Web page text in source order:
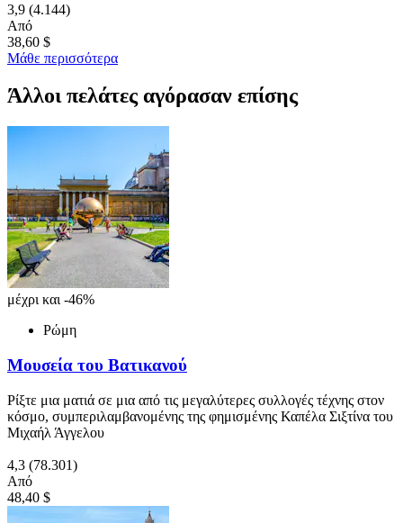
3,9 (4.144)
Από
38,60 $
Μάθε περισσότερα
Άλλοι πελάτες αγόρασαν επίσης
μέχρι και -46%
Ρώμη
Μουσεία του Βατικανού
Ρίξτε μια ματιά σε μια από τις μεγαλύτερες συλλογές τέχνης στον
κόσμο, συμπεριλαμβανομένης της φημισμένης Καπέλα Σιξτίνα του
Μιχαήλ Άγγελου
4,3 (78.301)
Από
48,40 $